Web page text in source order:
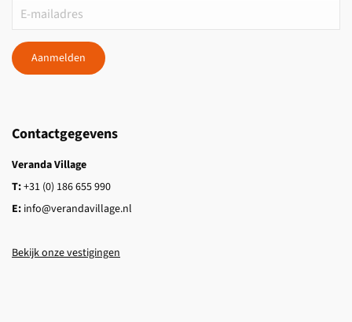
Aanmelden
Contactgegevens
Veranda Village
T:+31 (0) 186 655 990
E: info@verandavillage.nl
Bekijk onze vestigingen